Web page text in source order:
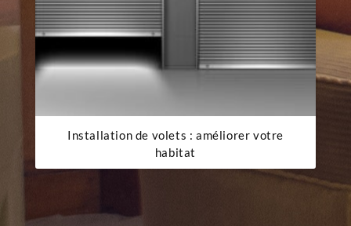
Installation de volets : améliorer votre
habitat